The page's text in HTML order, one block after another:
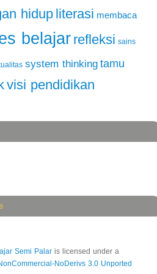
hidup literasi membaca
belajar refleksi sains
system thinking tamu
visi pendidikan
Semi Palar is licensed under a
NoDerivs 3.0 Unported